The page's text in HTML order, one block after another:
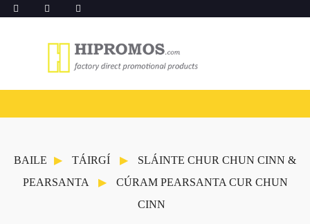
BAILE TÁIRGÍ
SLÁINTE CHUR CHUN CINN &
PEARSANTA
CÚRAM PEARSANTA CUR CHUN
CINN